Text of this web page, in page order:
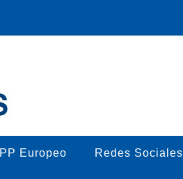
PP Europeo Redes Sociales